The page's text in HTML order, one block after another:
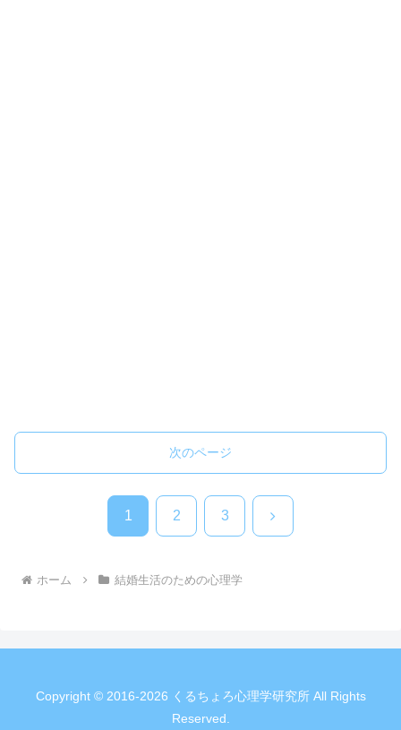
次のページ
1 2 3 次
ホーム 結婚生活のための心理学
Copyright © 2016-2026 くるちょろ心理学研究所 All Rights
Reserved.